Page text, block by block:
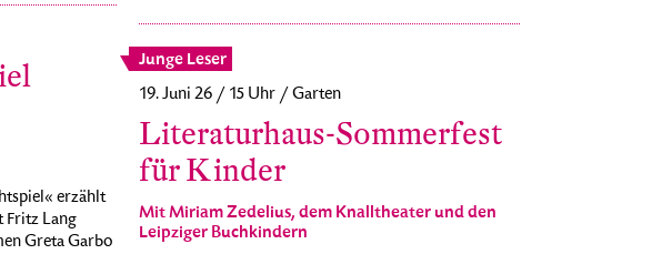
erzählt
Fritz Lang
Greta Garbo
Junge Leser
19. Juni 26 / 15 Uhr / Garten
Literaturhaus-Sommerfest
für Kinder
Mit Miriam Zedelius, dem Knalltheater und den
Leipziger Buchkindern